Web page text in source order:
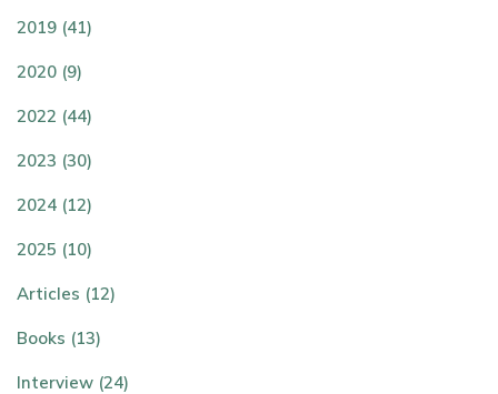
2019 (41)
2020 (9)
2022 (44)
2023 (30)
2024 (12)
2025 (10)
Articles (12)
Books (13)
Interview (24)